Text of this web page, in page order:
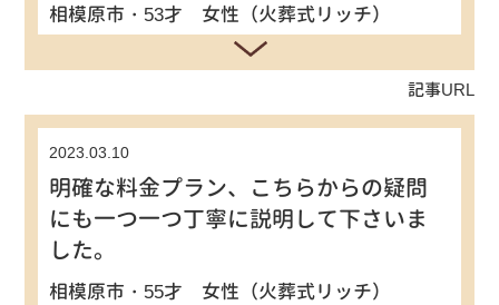
相模原市・53才 女性（火葬式リッチ）
記事URL
2023.03.10
明確な料金プラン、こちらからの疑問
にも一つ一つ丁寧に説明して下さいま
した。
相模原市・55才 女性（火葬式リッチ）